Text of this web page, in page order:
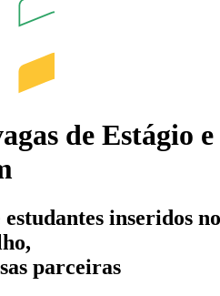
de Estágio e
estudantes inseridos no
parceiras